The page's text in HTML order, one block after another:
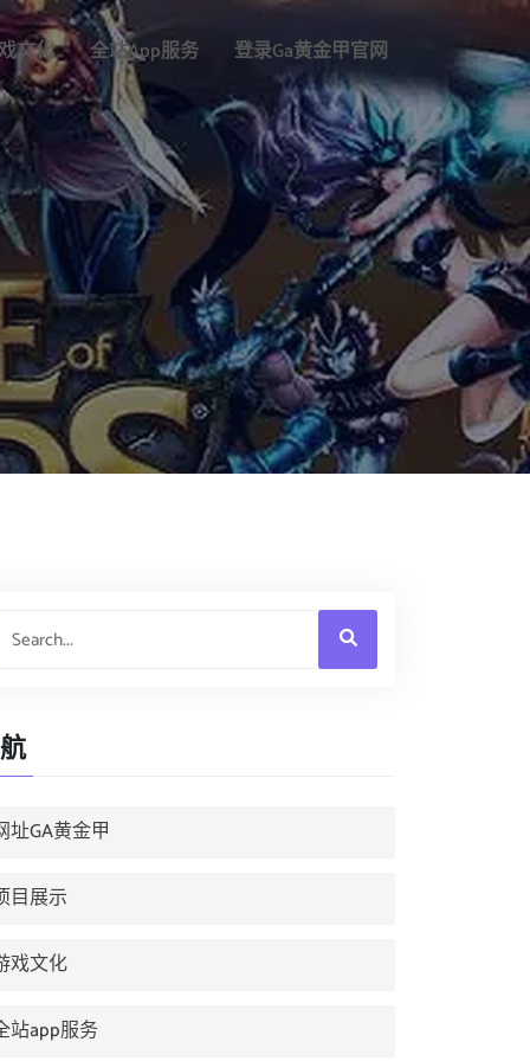
文化 全站app服务 登录Ga黄金甲官网
址GA黄金甲
目展示
戏文化
站app服务